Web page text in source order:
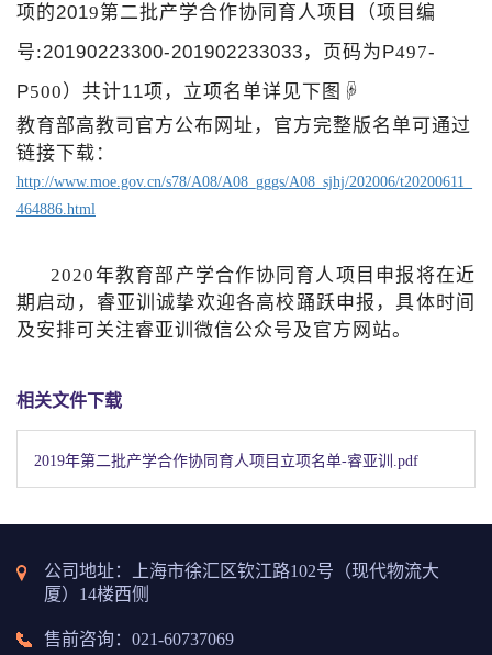
项的2019第二批产学合作协同育人项目（项目编
号:20190223300-201902233033 ，页码为P497-
P500）共计11项，立项名单详见下图 ☟
教育部高教司官方公布网址 ， 官方完整版名单可通过
链接下载 ：
http://www.moe.gov.cn/s78/A08/A08_gggs/A08_sjhj/202006/t20200611_
464886.html
2020年教育部产学合作协同育人项目申报将在近
期 启动，睿亚训诚挚欢迎各高校踊跃申报，具体时间
及安排可关注睿亚训微信公众号及官方网站。
相关文件下载
2019年第二批产学合作协同育人项目立项名单-睿亚训.pdf
公司地址：上海市徐汇区钦江路102号（现代物流大
厦）14楼西侧
售前咨询：021-60737069